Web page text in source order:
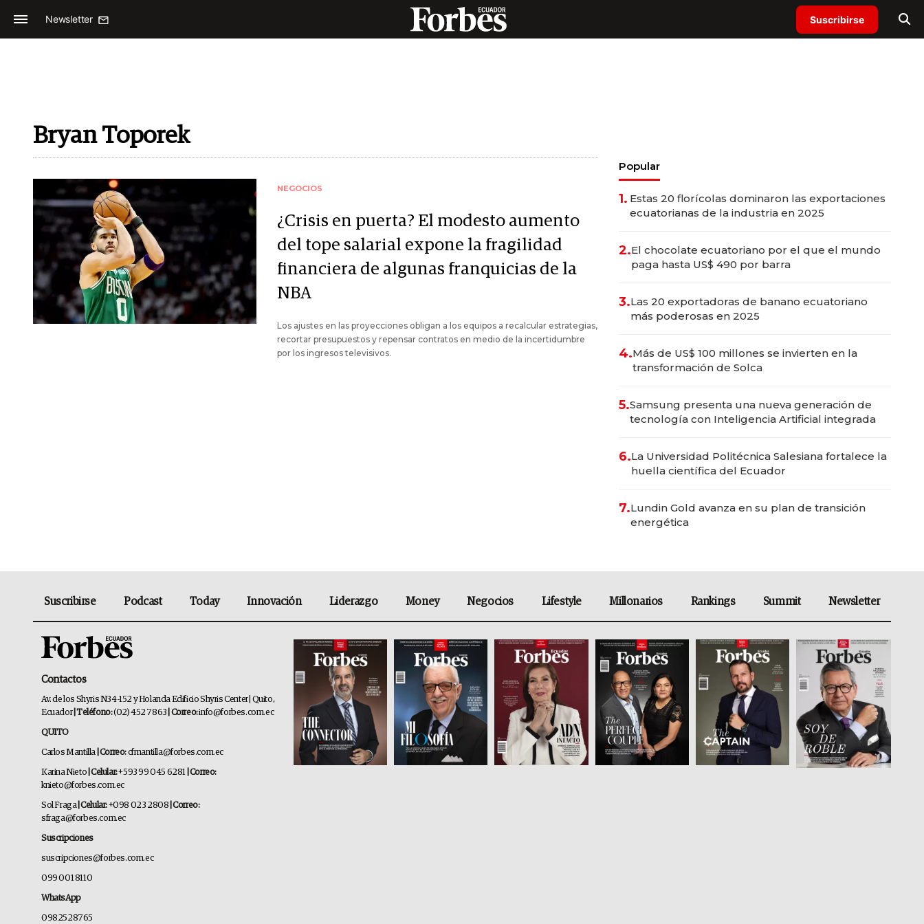
Newsletter Suscribirse
Bryan Toporek
NEGOCIOS
¿Crisis en puerta? El modesto aumento
del tope salarial expone la fragilidad
financiera de algunas franquicias de la
NBA
Los ajustes en las proyecciones obligan a los equipos a recalcular estrategias,
recortar presupuestos y repensar contratos en medio de la incertidumbre
por los ingresos televisivos.
Popular
1. Estas 20 florícolas dominaron las exportaciones
ecuatorianas de la industria en 2025
2.El chocolate ecuatoriano por el que el mundo
paga hasta US$ 490 por barra
3.Las 20 exportadoras de banano ecuatoriano
más poderosas en 2025
4.Más de US$ 100 millones se invierten en la
transformación de Solca
5.Samsung presenta una nueva generación de
tecnología con Inteligencia Artificial integrada
6.La Universidad Politécnica Salesiana fortalece la
huella científica del Ecuador
7.Lundin Gold avanza en su plan de transición
energética
Suscribirse Podcast Today Innovación Liderazgo Money Negocios Lifestyle Millonarios Rankings Summit Newsletter
Contactos
Av. de los Shyris N34-152 y Holanda Edificio Shyris Center | Quito,
Ecuador | Teléfono:(02) 452 7863 | Correo:info@forbes.com.ec
QUITO
Carlos Mantilla | Correo:cfmantilla@forbes.com.ec
Karina Nieto | Celular:+593 99 045 6281 | Correo:
knieto@forbes.com.ec
Sol Fraga| Celular:+098 023 2808 | Correo:
sfraga@forbes.com.ec
Suscripciones
suscripciones@forbes.com.ec
099 001 8110
WhatsApp
0982528765